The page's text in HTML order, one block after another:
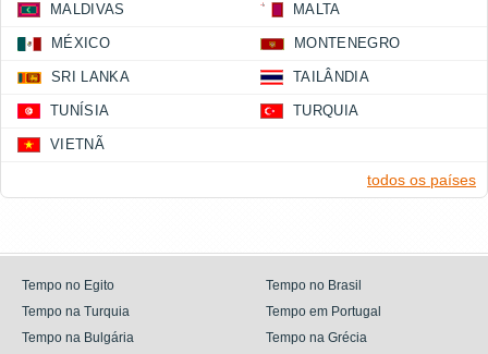
MALDIVAS MALTA
MÉXICO MONTENEGRO
SRI LANKA TAILÂNDIA
TUNÍSIA TURQUIA
VIETNÃ
todos os países
Tempo no Egito
Tempo no Brasil
Tempo na Turquia
Tempo em Portugal
Tempo na Bulgária
Tempo na Grécia